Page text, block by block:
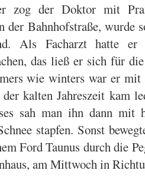
zog der Doktor mit
der Bahnhofstraße, wurde
Als Facharzt hatte
das ließ er sich für
wie winters war er mit
kalten Jahreszeit kam
sah man ihn dann mit
stapfen. Sonst
Ford Taunus durch die
am Mittwoch in